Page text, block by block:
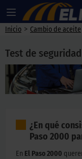
Inicio > Cambio de aceite
Test de seguridad
¿En qué
Paso 2000
En El Paso 2000